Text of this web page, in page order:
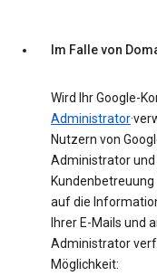
Im Falle von
Wird Ihr Google-
Administrator
Nutzern von
Administrator und
auf die
Ihrer E-Mails und
Administrator
Möglichkeit: